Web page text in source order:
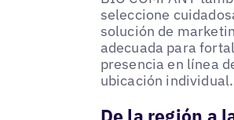
seleccione
solución de
adecuada para
presencia en línea
ubicación individual.
De la región a